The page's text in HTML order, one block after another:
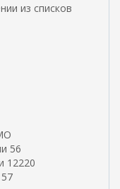
из списков
56
12220